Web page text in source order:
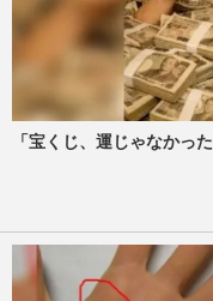
中川
中”の
が苦
週刊女
さ」
ラ『
週刊女性
「宝くじ、運じゃなかっ